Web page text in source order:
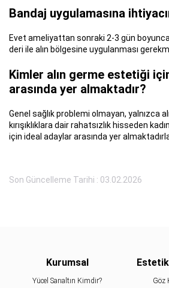
Bandaj uygulamasına
Evet ameliyattan sonraki 2-3 gün
deri ile alın bölgesine uygulanması
Kimler alın germe estetiği
arasında yer almaktadır?
Genel sağlık problemi olmayan, yalnızca
kırışıklıklara dair rahatsızlık hisseden
için ideal adaylar arasında yer
Son Güncelleme Tarihi : 03.02.2026
Kurumsal
Yücel Sarıaltın Kimdir?
Göz